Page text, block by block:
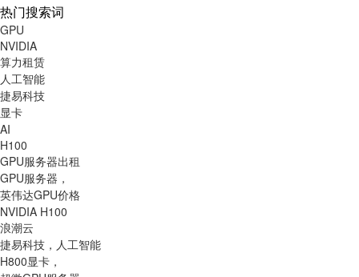
热门搜索词
GPU
NVIDIA
算力租赁
人工智能
捷易科技
显卡
AI
H100
GPU服务器出租
GPU服务器，
英伟达GPU价格
NVIDIA H100
浪潮云
捷易科技，人工智能
H800显卡，